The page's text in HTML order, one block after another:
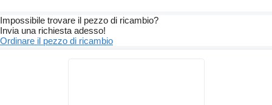
Impossibile trovare il pezzo di ricambio?
Invia una richiesta adesso!
Ordinare il pezzo di ricambio